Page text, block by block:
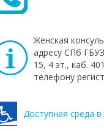
Женская
адресу СПб
15, 4 эт., каб.
телефону
Доступная среда